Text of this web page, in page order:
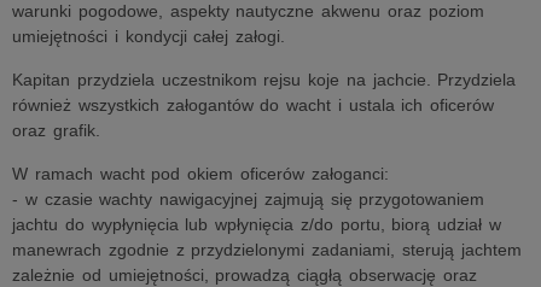
warunki pogodowe, aspekty nautyczne akwenu oraz poziom
umiejętności i kondycji całej załogi.
Kapitan przydziela uczestnikom rejsu koje na jachcie. Przydziela
również wszystkich załogantów do wacht i ustala ich oficerów
oraz grafik.
W ramach wacht pod okiem oficerów załoganci:
- w czasie wachty nawigacyjnej zajmują się przygotowaniem
jachtu do wypłynięcia lub wpłynięcia z/do portu, biorą udział w
manewrach zgodnie z przydzielonymi zadaniami, sterują jachtem
zależnie od umiejętności, prowadzą ciągłą obserwację oraz